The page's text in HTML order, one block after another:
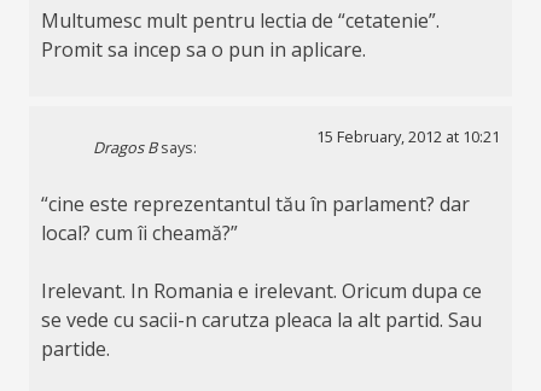
Multumesc mult pentru lectia de “cetatenie”.
Promit sa incep sa o pun in aplicare.
Dragos B says:
15 February, 2012 at 10:21
“cine este reprezentantul tău în parlament? dar
local? cum îi cheamă?”
Irelevant. In Romania e irelevant. Oricum dupa ce
se vede cu sacii-n carutza pleaca la alt partid. Sau
partide.